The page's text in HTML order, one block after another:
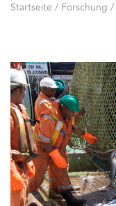
Startseite / Forschung /